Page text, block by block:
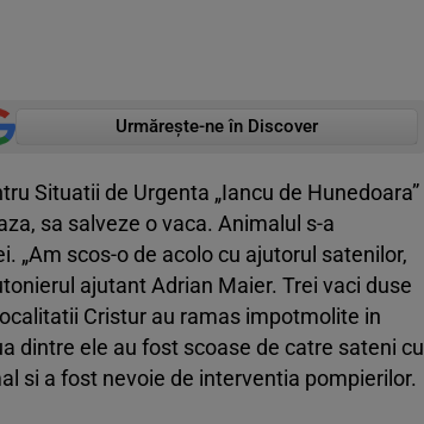
Urmărește-ne în Discover
Situatii de Urgenta „Iancu de Hunedoara”
sa salveze o vaca. Animalul s-a
„Am scos-o de acolo cu ajutorul satenilor,
ajutant Adrian Maier. Trei vaci duse
Cristur au ramas impotmolite in
dintre ele au fost scoase de catre sateni cu
si a fost nevoie de interventia pompierilor.